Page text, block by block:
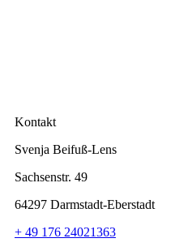
Kontakt
Svenja Beifuß-Lens
Sachsenstr. 49
64297 Darmstadt-Eberstadt
+ 49 176 24021363